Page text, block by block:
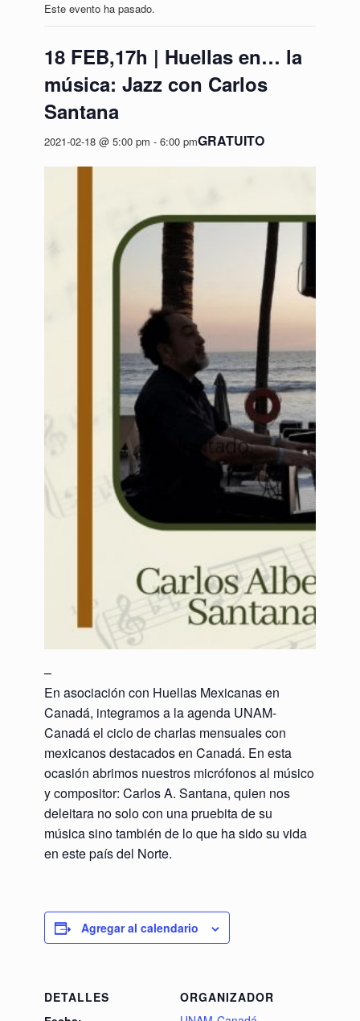
Este evento ha pasado.
18 FEB,17h | Huellas en… la
música: Jazz con Carlos
Santana
2021-02-18 @ 5:00 pm - 6:00 pmGRATUITO
–
En asociación con Huellas Mexicanas en
Canadá, integramos a la agenda UNAM-
Canadá el ciclo de charlas mensuales con
mexicanos destacados en Canadá. En esta
ocasión abrimos nuestros micrófonos al músico
y compositor: Carlos A. Santana, quien nos
deleitara no solo con una pruebita de su
música sino también de lo que ha sido su vida
en este país del Norte.
Agregar al calendario
DETALLES
ORGANIZADOR